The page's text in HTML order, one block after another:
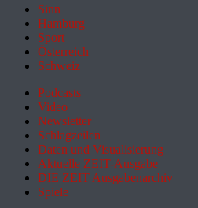
Sinn
Hamburg
Sport
Österreich
Schweiz
Podcasts
Video
Newsletter
Schlagzeilen
Daten und Visualisierung
Aktuelle ZEIT-Ausgabe
DIE ZEIT Ausgabenarchiv
Spiele